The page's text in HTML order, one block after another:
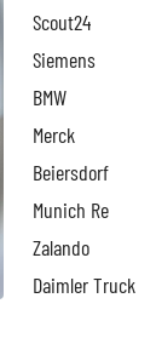
Scout24
Siemens
BMW
Merck
Beiersdorf
Munich Re
Zalando
Daimler Truck